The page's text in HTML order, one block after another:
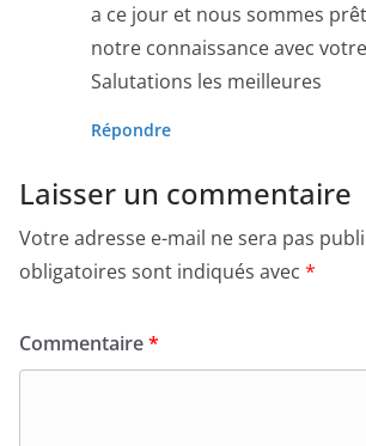
a ce jour et nous sommes
notre connaissance avec
Salutations les meilleures
Répondre
Laisser un commentaire
Votre adresse e-mail ne sera pas
obligatoires sont indiqués avec *
Commentaire*